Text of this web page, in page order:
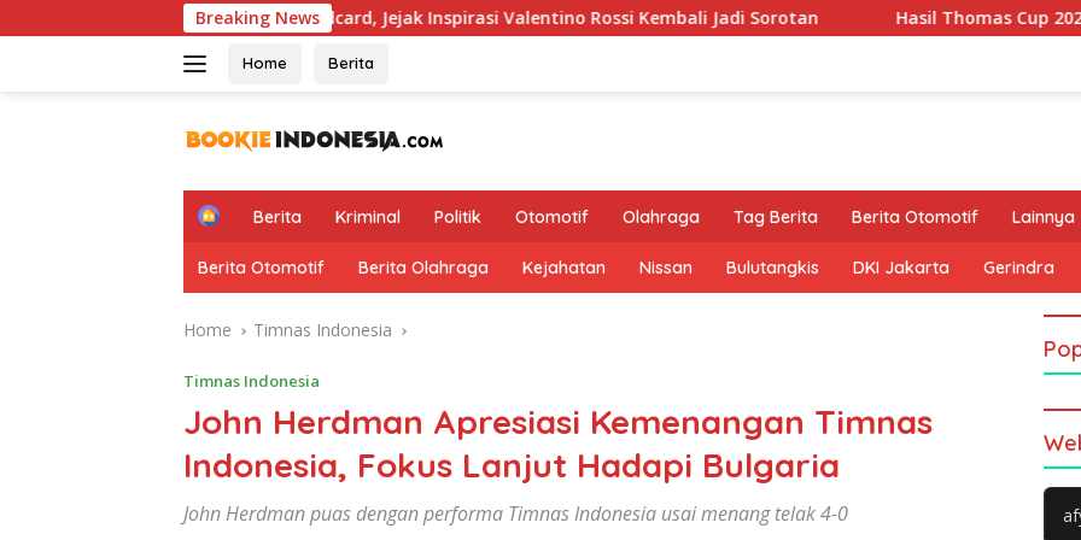
to
Breaking News
Hapus Aturan Wildcard, Jejak Inspirasi Valentino Rossi Kembali Jadi Sorotan Hasil Thomas Cup 2026: Leong Jun Hao
Home Berita
H
m
e
Berita Kriminal Politik Otomotif Olahraga Tag Berita Berita Otomotif Lainnya
Berita Otomotif Berita Olahraga Kejahatan Nissan Bulutangkis DKI Jakarta Gerindra
Home Timnas Indonesia
Timnas Indonesia
John Herdman Apresiasi Kemenangan Timnas
Indonesia, Fokus Lanjut Hadapi Bulgaria
John Herdman puas dengan performa Timnas Indonesia usai menang telak 4-0